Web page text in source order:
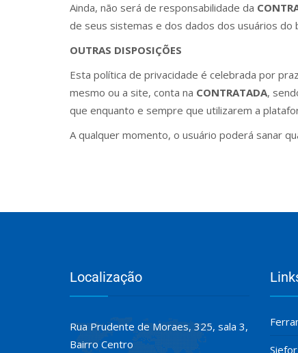
Ainda, não será de responsabilidade da
de seus sistemas e dos dados dos usuários do
OUTRAS DISPOSIÇÕES
Esta política de privacidade é celebrada por
mesmo ou a site, conta na CONTRATADA,
que enquanto e sempre que utilizarem a
A qualquer momento, o usuário poderá sanar
Localização
Rua Prudente de Moraes, 325, sala 3,
Bairro Centro
Siefor